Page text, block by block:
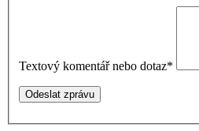
Textový komentář nebo dotaz*